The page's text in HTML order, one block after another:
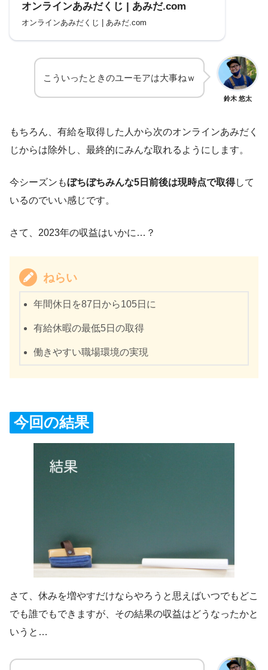
オンラインあみだくじ | あみだ.com
オンラインあみだくじ | あみだ.com
鈴木 悠太
こういったときのユーモアは大事ねｗ
もちろん、有給を取得した人から次のオンラインあみだく
じからは除外し、最終的にみんな取れるようにします。
今シーズンもぼちぼちみんな5日前後は現時点で取得して
いるのでいい感じです。
さて、2023年の収益はいかに…？
ねらい
年間休日を87日から105日に
有給休暇の最低5日の取得
働きやすい職場環境の実現
今回の結果
さて、休みを増やすだけならやろうと思えばいつでもどこ
でも誰でもできますが、その結果の収益はどうなったかと
いうと…